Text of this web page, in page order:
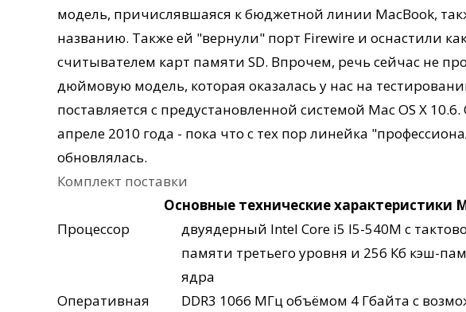
модель, причислявшаяся к бюджетной линии MacBook,
названию. Также ей "вернули" порт Firewire и оснастили
считывателем карт памяти SD. Впрочем, речь сейчас не
дюймовую модель, которая оказалась у нас на
поставляется с предустановленной системой Mac OS X
апреле 2010 года - пока что с тех пор линейка
обновлялась.
Комплект поставки
Основные технические характеристики
Процессор
двуядерный Intel Core i5 I5-540M с
памяти третьего уровня и 256 Кб кэш-
ядра
Оперативная
DDR3 1066 МГц объёмом 4 Гбайта с